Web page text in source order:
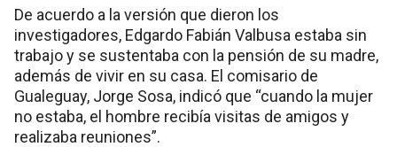
De acuerdo a la versión que dieron los
investigadores, Edgardo Fabián Valbusa estaba sin
trabajo y se sustentaba con la pensión de su madre,
además de vivir en su casa. El comisario de
Gualeguay, Jorge Sosa, indicó que “cuando la mujer
no estaba, el hombre recibía visitas de amigos y
realizaba reuniones”.